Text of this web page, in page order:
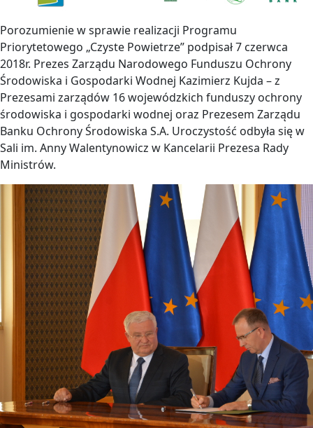
Porozumienie w sprawie realizacji Programu
Priorytetowego „Czyste Powietrze” podpisał 7 czerwca
2018r. Prezes Zarządu Narodowego Funduszu Ochrony
Środowiska i Gospodarki Wodnej Kazimierz Kujda – z
Prezesami zarządów 16 wojewódzkich funduszy ochrony
środowiska i gospodarki wodnej oraz Prezesem Zarządu
Banku Ochrony Środowiska S.A. Uroczystość odbyła się w
Sali im. Anny Walentynowicz w Kancelarii Prezesa Rady
Ministrów.